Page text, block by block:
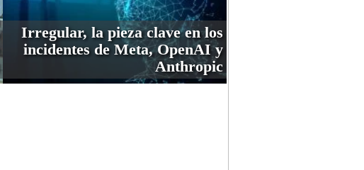
Irregular, la pieza clave en los
incidentes de Meta, OpenAI y
Anthropic